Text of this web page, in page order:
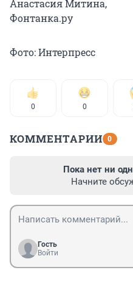
Анастасия Митина,
Фонтанка.ру
Фото: Интерпресс
0 0
КОММЕНТАРИИ 0
Пока нет ни
Начните
Гость
Войти